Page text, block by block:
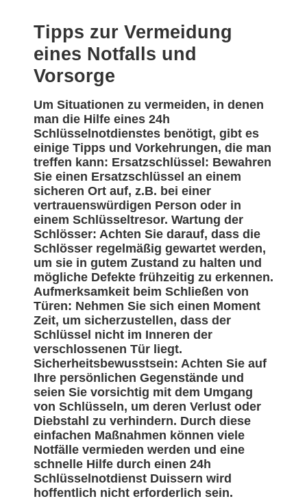
Tipps zur Vermeidung
eines Notfalls und
Vorsorge
Um Situationen zu vermeiden, in denen
man die Hilfe eines 24h
Schlüsselnotdienstes benötigt, gibt es
einige Tipps und Vorkehrungen, die man
treffen kann: Ersatzschlüssel: Bewahren
Sie einen Ersatzschlüssel an einem
sicheren Ort auf, z.B. bei einer
vertrauenswürdigen Person oder in
einem Schlüsseltresor. Wartung der
Schlösser: Achten Sie darauf, dass die
Schlösser regelmäßig gewartet werden,
um sie in gutem Zustand zu halten und
mögliche Defekte frühzeitig zu erkennen.
Aufmerksamkeit beim Schließen von
Türen: Nehmen Sie sich einen Moment
Zeit, um sicherzustellen, dass der
Schlüssel nicht im Inneren der
verschlossenen Tür liegt.
Sicherheitsbewusstsein: Achten Sie auf
Ihre persönlichen Gegenstände und
seien Sie vorsichtig mit dem Umgang
von Schlüsseln, um deren Verlust oder
Diebstahl zu verhindern. Durch diese
einfachen Maßnahmen können viele
Notfälle vermieden werden und eine
schnelle Hilfe durch einen 24h
Schlüsselnotdienst Duissern wird
hoffentlich nicht erforderlich sein.